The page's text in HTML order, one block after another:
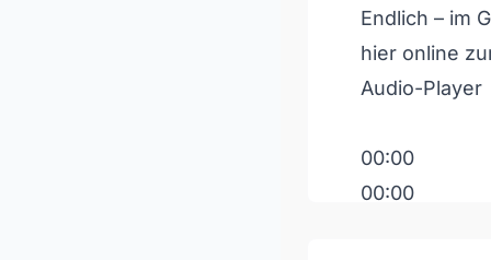
Endlich – im
hier online
Audio-Player
00:00
00:00